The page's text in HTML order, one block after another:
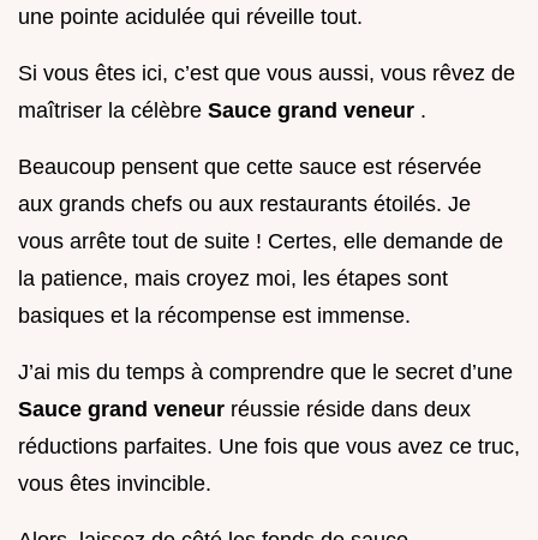
une pointe acidulée qui réveille tout.
Si vous êtes ici, c’est que vous aussi, vous rêvez de
maîtriser la célèbre Sauce grand veneur .
Beaucoup pensent que cette sauce est réservée
aux grands chefs ou aux restaurants étoilés. Je
vous arrête tout de suite ! Certes, elle demande de
la patience, mais croyez moi, les étapes sont
basiques et la récompense est immense.
J’ai mis du temps à comprendre que le secret d’une
Sauce grand veneur réussie réside dans deux
réductions parfaites. Une fois que vous avez ce truc,
vous êtes invincible.